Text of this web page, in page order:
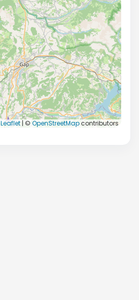
Leaflet | © OpenStreetMapcontributors